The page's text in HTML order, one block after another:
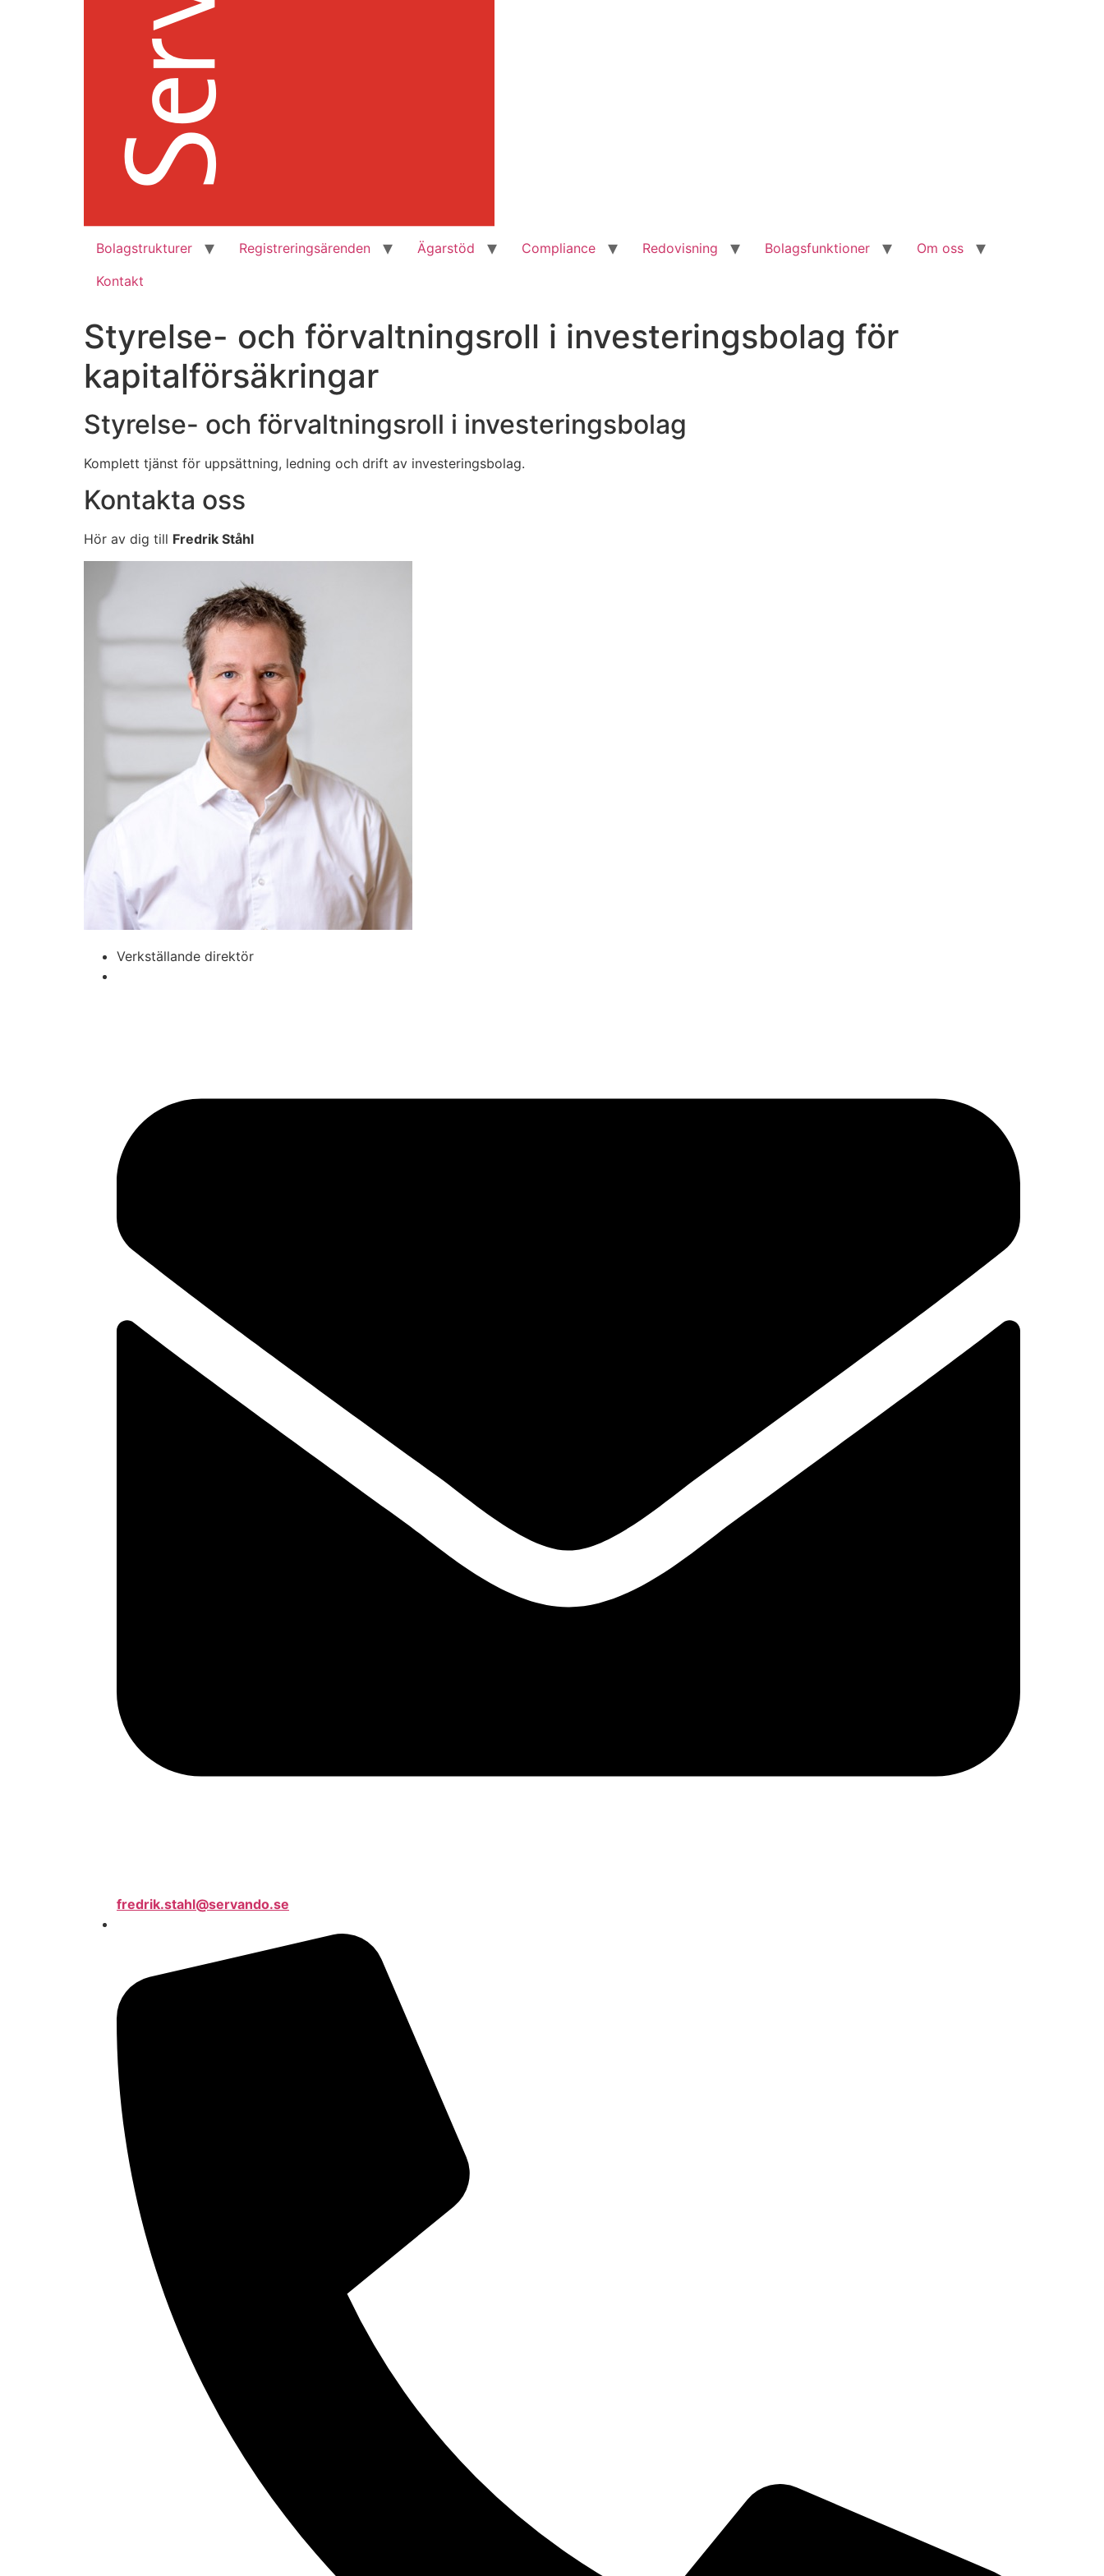
Bolagstrukturer Registreringsärenden Ägarstöd Compliance Redovisning Bolagsfunktioner
Om oss
Kontakt
Styrelse- och förvaltningsroll i investeringsbolag för
kapitalförsäkringar
Styrelse- och förvaltningsroll i investeringsbolag
Komplett tjänst för uppsättning, ledning och drift av investeringsbolag.
Kontakta oss
Hör av dig till Fredrik Ståhl
Verkställande direktör
fredrik.stahl@servando.se